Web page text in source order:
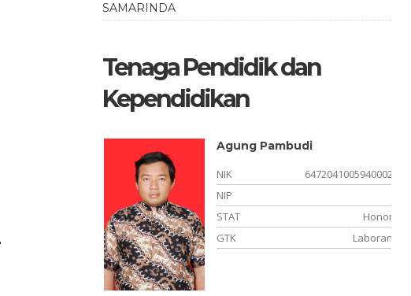
SAMARINDA
Tenaga Pendidik dan
Kependidikan
Agung Pambudi
NIK
6472041005940002
NIP
STAT
Honor
GTK
Laboran